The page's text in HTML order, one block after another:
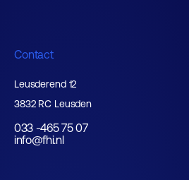
Contact
Leusderend 12
3832 RC Leusden
033 -465 75 07
info@fhi.nl